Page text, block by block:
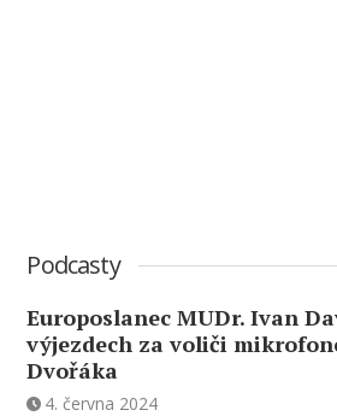
Podcasty
Europoslanec MUDr. Ivan
výjezdech za voliči
Dvořáka
4. června 2024